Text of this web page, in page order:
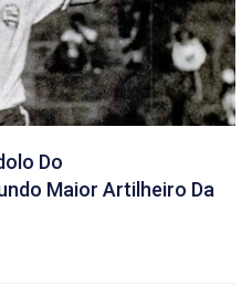
Do
Maior Artilheiro Da